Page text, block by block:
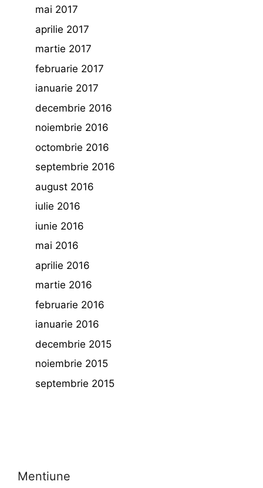
mai 2017
aprilie 2017
martie 2017
februarie 2017
ianuarie 2017
decembrie 2016
noiembrie 2016
octombrie 2016
septembrie 2016
august 2016
iulie 2016
iunie 2016
mai 2016
aprilie 2016
martie 2016
februarie 2016
ianuarie 2016
decembrie 2015
noiembrie 2015
septembrie 2015
Mentiune